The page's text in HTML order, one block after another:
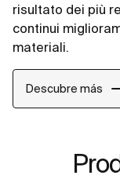
risultato dei più
continui
materiali.
Descubre más